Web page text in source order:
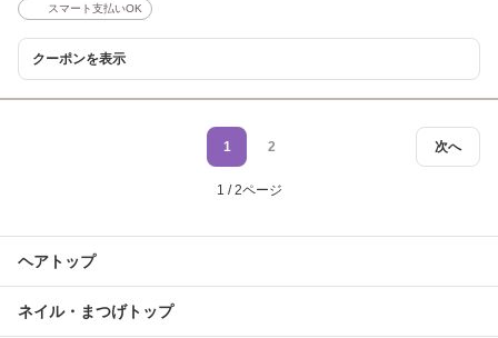
スマート支払いOK
クーポンを表示
次へ
1 2
1 / 2ページ
ヘアトップ
ネイル・まつげトップ